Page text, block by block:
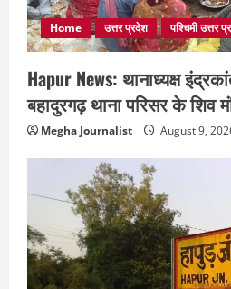
Home उत्तर प्रदेश पश्चिमी उत्तर
Hapur News: थानाध्यक्ष
बहादुरगढ़ थाना परिसर के शिव
Megha Journalist August 9,